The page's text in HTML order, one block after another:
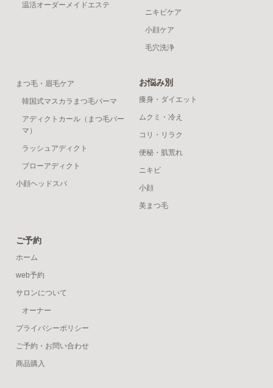
温活オーダーメイドエステ
ニキビケア
小顔ケア
毛穴洗浄
まつ毛・眉毛ケア
韓国式マスカラまつ毛パーマ
アディクトカール（まつ毛パー
マ）
ラッシュアディクト
ブローアディクト
小顔ヘッドスパ
お悩み別
痩身・ダイエット
ムクミ・冷え
コリ・リラク
便秘・肌荒れ
ニキビ
小顔
美まつ毛
ご予約
ホーム
web予約
サロンについて
オーナー
プライバシーポリシー
ご予約・お問い合わせ
商品購入